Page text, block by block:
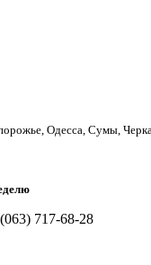
Одесса, Сумы,
(063) 717-68-28